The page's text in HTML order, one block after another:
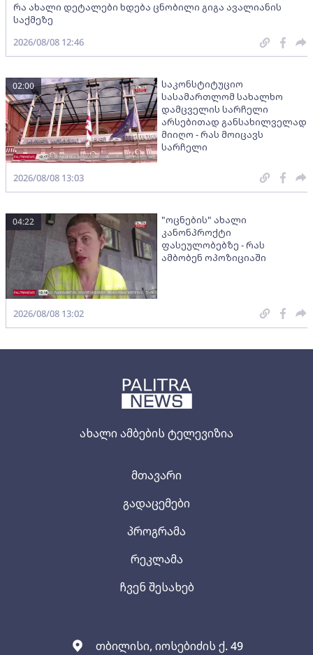
ახალი ამბების ტელევიზია
თბილისი, იოსებიძის ქ. 49
მთავარი
გადაცემები
პროგრამა
რეკლამა
ჩვენ შესახებ
რა ახალი დეტალები ხდება ცნობილი გიგა ავალიანის
საქმეზე
2026/08/08 12:46
საკონსტიტუციო
სასამართლომ სახალხო
დამცველის სარჩელი
არსებითად განსახილველად
მიიღო - რას მოიცავს
სარჩელი
02:00
2026/08/08 13:03
"ოცნების" ახალი
კანონპროქტი
ფასეულობებზე - რას
ამბობენ ოპოზიციაში
04:22
2026/08/08 13:02